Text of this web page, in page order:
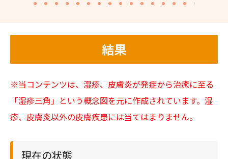
結果
※当コンテンツは、湿疹、皮膚炎が発症から治癒に至る
「湿疹三角」という概念図を元に作成されています。湿
疹、皮膚炎以外の皮膚疾患には当てはまりません。
現在の状態